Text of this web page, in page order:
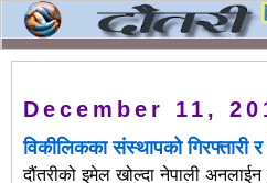
December 11,
विकीलिकका संस्थापको गिरफ्तारी
दौंतरीको इमेल खोल्दा नेपाली